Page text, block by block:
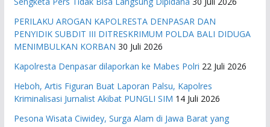
PERILAKU AROGAN KAPOLRESTA DENPASAR DAN
PENYIDIK SUBDIT III DITRESKRIMUM POLDA BALI DIDUGA
MENIMBULKAN KORBAN 30 Juli 2026
Kapolresta Denpasar dilaporkan ke Mabes Polri 22 Juli 2026
Heboh, Artis Figuran Buat Laporan Palsu, Kapolres
Kriminalisasi Jurnalist Akibat PUNGLI SIM 14 Juli 2026
Pesona Wisata Ciwidey, Surga Alam di Jawa Barat yang